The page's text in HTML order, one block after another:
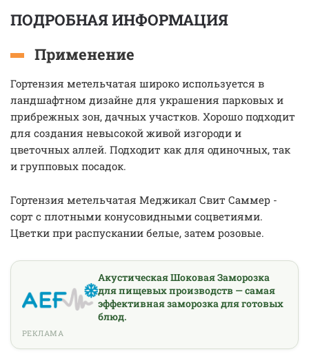
ПОДРОБНАЯ ИНФОРМАЦИЯ
Применение
Гортензия метельчатая широко используется в
ландшафтном дизайне для украшения парковых и
прибрежных зон, дачных участков. Хорошо подходит
для создания невысокой живой изгороди и
цветочных аллей. Подходит как для одиночных, так
и групповых посадок.
Гортензия метельчатая Меджикал Свит Саммер -
сорт с плотными конусовидными соцветиями.
Цветки при распускании белые, затем розовые.
Акустическая Шоковая Заморозка
для пищевых производств — самая
эффективная заморозка для готовых
блюд.
РЕКЛАМА